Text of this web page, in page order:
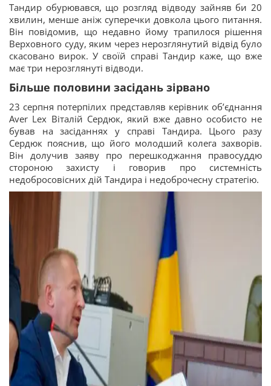
Тандир обурювався, що розгляд відводу зайняв би 20
хвилин, менше аніж суперечки довкола цього питання.
Він повідомив, що недавно йому трапилося рішення
Верховного суду, яким через нерозглянутий відвід було
скасовано вирок. У своїй справі Тандир каже, що вже
має три нерозглянуті відводи.
Більше половини засідань зірвано
23 серпня потерпілих представляв керівник обʼєднання
Aver Lex Віталій Сердюк, який вже давно особисто не
бував на засіданнях у справі Тандира. Цього разу
Сердюк пояснив, що його молодший колега захворів.
Він долучив заяву про перешкоджання правосуддю
стороною захисту і говорив про системність
недобросовісних дій Тандира і недоброчесну стратегію.